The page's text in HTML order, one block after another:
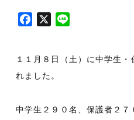
e
b
o
X
e
１１月８日（土）に中学生
れました。
中学生２９０名、保護者２